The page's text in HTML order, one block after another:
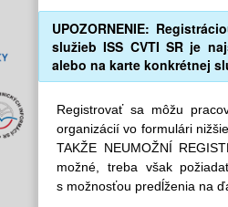
UPOZORNENIE:
služieb ISS CVTI SR je
alebo na karte konkrétnej
Registrovať sa môžu
organizácií vo formulári
TAKŽE NEUMOŽNÍ
možné, treba však
s možnosťou predĺženia na